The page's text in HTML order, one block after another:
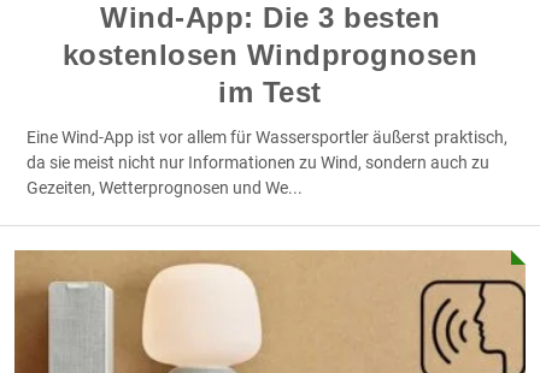
Wind-App: Die 3 besten
kostenlosen Windprognosen
im Test
Eine Wind-App ist vor allem für Wassersportler äußerst praktisch,
da sie meist nicht nur Informationen zu Wind, sondern auch zu
Gezeiten, Wetterprognosen und We...